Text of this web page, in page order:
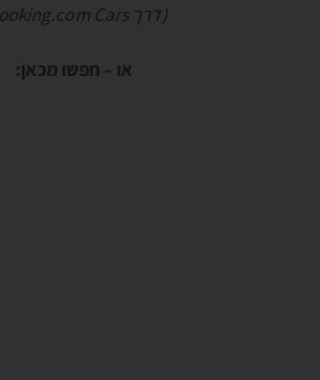
(דרך Booking.com Cars)
או – חפשו מכאן: